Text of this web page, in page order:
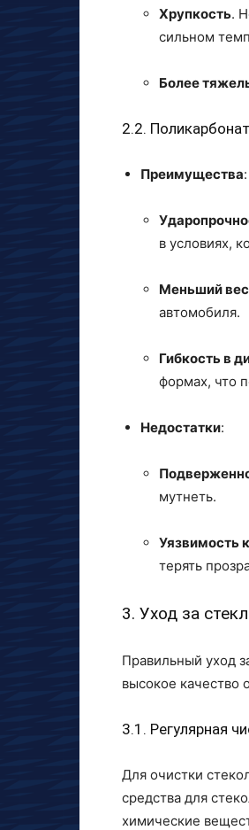
Хрупкость.
сильном
Более
2.2.
Преимущества:
в условиях,
Меньший вес
автомобиля.
Гибкость в
формах, что
Недостатки:
мутнеть.
Уязвимость
терять
3. Уход за
Правильный уход
высокое качество
3.1. Регулярная
Для очистки
средства для
химические